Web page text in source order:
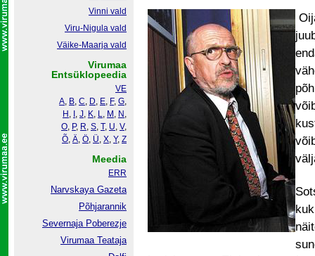
Vinni vald
Viru-Nigula vald
Väike-Maarja vald
Virumaa
Entsüklopeedia
VE
A, B, C, D, E, F, G,
H , , J, K, L, M , N ,
O, P, R, S, T, U, V,
Õ, Ä, Ö, Ü, X, Y, Z
Meedia
ERR
Narvskaya Gazeta
Põhjarannik
Severnaja Poberezje
Virumaa Teataja